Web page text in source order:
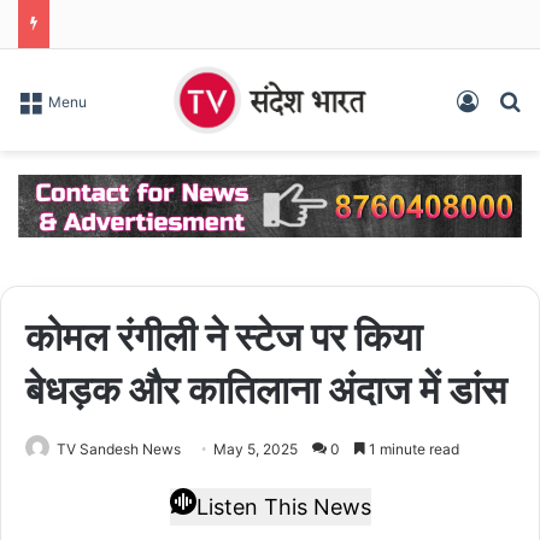
Menu Log In
कोमल रंगीली ने स्टेज पर किया
बेधड़क और कातिलाना अंदाज में डांस
TV Sandesh News May 5, 2025 0 1 minute read
Listen This News